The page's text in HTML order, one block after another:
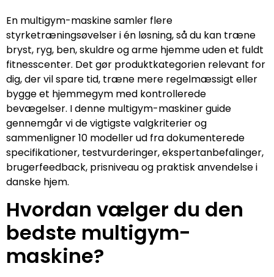
En multigym-maskine samler flere
styrketræningsøvelser i én løsning, så du kan træne
bryst, ryg, ben, skuldre og arme hjemme uden et fuldt
fitnesscenter. Det gør produktkategorien relevant for
dig, der vil spare tid, træne mere regelmæssigt eller
bygge et hjemmegym med kontrollerede
bevægelser. I denne multigym-maskiner guide
gennemgår vi de vigtigste valgkriterier og
sammenligner 10 modeller ud fra dokumenterede
specifikationer, testvurderinger, ekspertanbefalinger,
brugerfeedback, prisniveau og praktisk anvendelse i
danske hjem.
Hvordan vælger du den
bedste multigym-
maskine?